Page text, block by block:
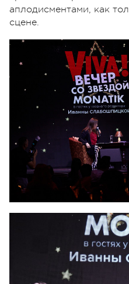
аплодисментами, как
сцене.